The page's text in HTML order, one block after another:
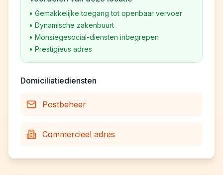
• Gemakkelijke toegang tot openbaar vervoer
• Dynamische zakenbuurt
• Monsiegesocial-diensten inbegrepen
• Prestigieus adres
Domiciliatiediensten
Postbeheer
Commercieel adres